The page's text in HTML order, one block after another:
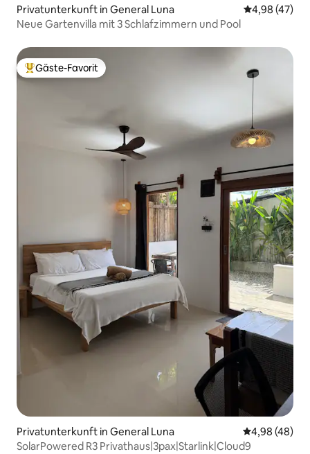
Privatunterkunft in General Luna
4,98 (47)
Neue Gartenvilla mit 3 Schlafzimmern und Pool
Beliebter Gäste-Favorit.
Gäste-Favorit
Privatunterkunft in General Luna
4,98 (48)
SolarPowered R3 Privathaus|3pax|Starlink|Cloud9